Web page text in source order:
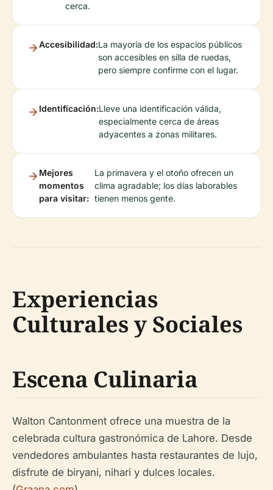
cerca.
Accesibilidad:La mayoría de los espacios públicos
son accesibles en silla de ruedas,
pero siempre confirme con el lugar.
Identificación:Lleve una identificación válida,
especialmente cerca de áreas
adyacentes a zonas militares.
Mejores
momentos
para visitar:
La primavera y el otoño ofrecen un
clima agradable; los días laborables
tienen menos gente.
Experiencias
Culturales y Sociales
Escena Culinaria
Walton Cantonment ofrece una muestra de la
celebrada cultura gastronómica de Lahore. Desde
vendedores ambulantes hasta restaurantes de lujo,
disfrute de biryani, nihari y dulces locales.